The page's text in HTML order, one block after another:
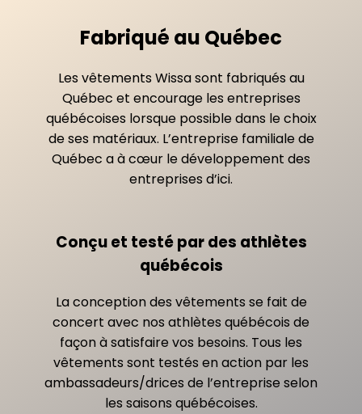
Conçu et testé par des athlètes
québécois
La conception des vêtements se fait de
concert avec nos athlètes québécois de
façon à satisfaire vos besoins. Tous les
vêtements sont testés en action par les
ambassadeurs/drices de l’entreprise selon
les saisons québécoises.
Fabriqué au Québec
Les vêtements Wissa sont fabriqués au
Québec et encourage les entreprises
québécoises lorsque possible dans le choix
de ses matériaux. L’entreprise familiale de
Québec a à cœur le développement des
entreprises d’ici.